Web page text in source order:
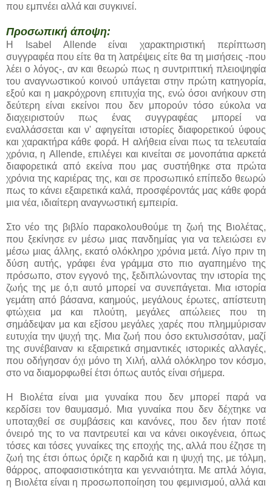
που εμπνέει αλλά και συγκινεί.
Προσωπική άποψη:
Η Isabel Allende είναι χαρακτηριστική περίπτωση
συγγραφέα που είτε θα τη λατρέψεις είτε θα τη μισήσεις -που
λέει ο λόγος-, αν και θεωρώ πως η συντριπτική πλειοψηφία
του αναγνωστικού κοινού υπάγεται στην πρώτη κατηγορία,
εξού και η μακρόχρονη επιτυχία της, ενώ όσοι ανήκουν στη
δεύτερη είναι εκείνοι που δεν μπορούν τόσο εύκολα να
διαχειριστούν πως ένας συγγραφέας μπορεί να
εναλλάσσεται και ν' αφηγείται ιστορίες διαφορετικού ύφους
και χαρακτήρα κάθε φορά. Η αλήθεια είναι πως τα τελευταία
χρόνια, η Allende, επιλέγει και κινείται σε μονοπάτια αρκετά
διαφορετικά από εκείνα που μας συστήθηκε στα πρώτα
χρόνια της καριέρας της, και σε προσωπικό επίπεδο θεωρώ
πως το κάνει εξαιρετικά καλά, προσφέροντάς μας κάθε φορά
μια νέα, ιδιαίτερη αναγνωστική εμπειρία.
Στο νέο της βιβλίο παρακολουθούμε τη ζωή της Βιολέτας,
που ξεκίνησε εν μέσω μιας πανδημίας για να τελειώσει εν
μέσω μιας άλλης, εκατό ολόκληρο χρόνια μετά. Λίγο πριν τη
δύση αυτής, γράφει ένα γράμμα στο πιο αγαπημένο της
πρόσωπο, στον εγγονό της, ξεδιπλώνοντας την ιστορία της
ζωής της με ό,τι αυτό μπορεί να συνεπάγεται. Μια ιστορία
γεμάτη από βάσανα, καημούς, μεγάλους έρωτες, απίστευτη
φτώχεια μα και πλούτη, μεγάλες απώλειες που τη
σημάδεψαν μα και εξίσου μεγάλες χαρές που πλημμύρισαν
ευτυχία την ψυχή της. Μια ζωή που όσο εκτυλισσόταν, μαζί
της συνέβαιναν κι εξαιρετικά σημαντικές ιστορικές αλλαγές,
που οδήγησαν όχι μόνο τη Χιλή, αλλά ολόκληρο τον κόσμο,
στο να διαμορφωθεί έτσι όπως αυτός είναι σήμερα.
Η Βιολέτα είναι μια γυναίκα που δεν μπορεί παρά να
κερδίσει τον θαυμασμό. Μια γυναίκα που δεν δέχτηκε να
υποταχθεί σε συμβάσεις και κανόνες, που δεν ήταν ποτέ
όνειρό της το να παντρευτεί και να κάνει οικογένεια, όπως
τόσες και τόσες γυναίκες της εποχής της, αλλά που έζησε τη
ζωή της έτσι όπως όριζε η καρδιά και η ψυχή της, με τόλμη,
θάρρος, αποφασιστικότητα και γενναιότητα. Με απλά λόγια,
η Βιολέτα είναι η προσωποποίηση του φεμινισμού, αλλά και